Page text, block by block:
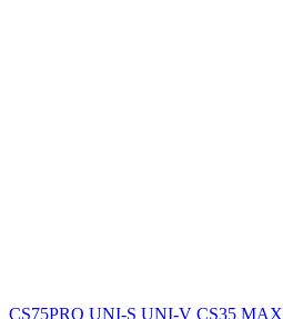
CS75PRO UNI-S UNI-V CS35 MAX